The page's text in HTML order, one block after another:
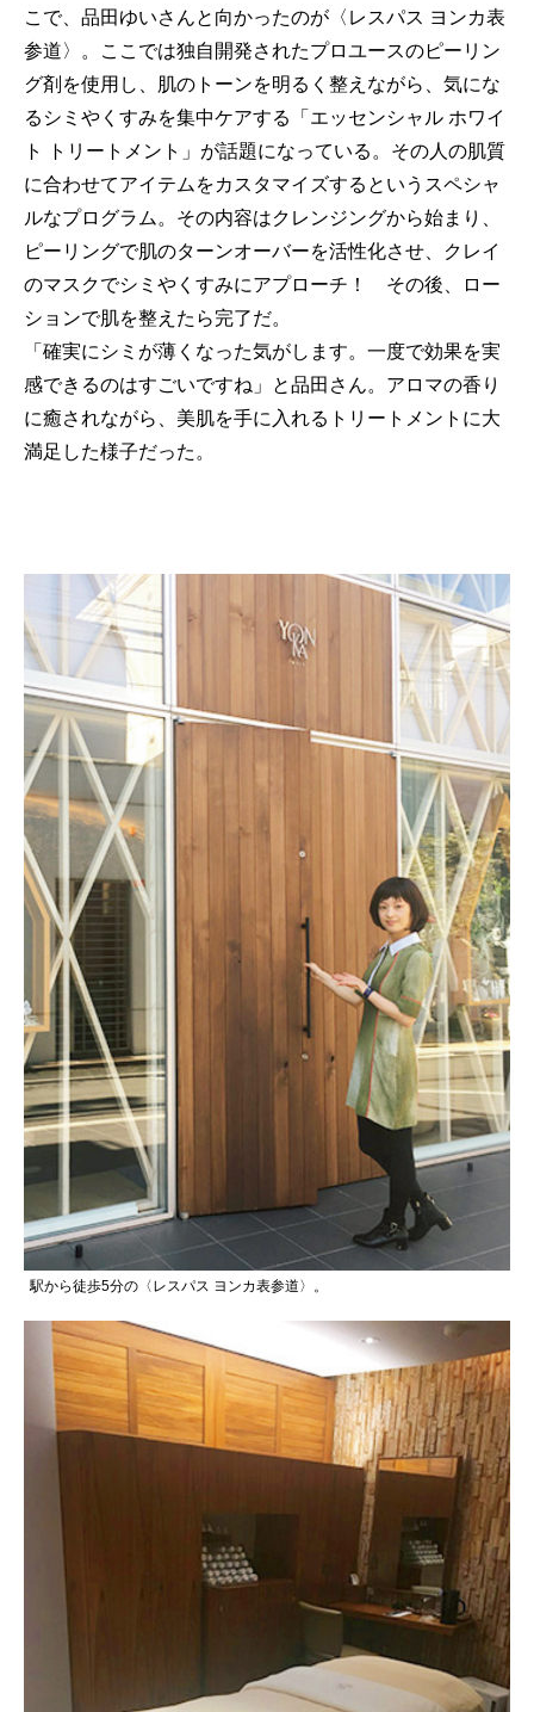
こで、品田ゆいさんと向かったのが〈レスパス ヨンカ表
参道〉。ここでは独自開発されたプロユースのピーリン
グ剤を使用し、肌のトーンを明るく整えながら、気にな
るシミやくすみを集中ケアする「エッセンシャル ホワイ
ト トリートメント」が話題になっている。その人の肌質
に合わせてアイテムをカスタマイズするというスペシャ
ルなプログラム。その内容はクレンジングから始まり、
ピーリングで肌のターンオーバーを活性化させ、クレイ
のマスクでシミやくすみにアプローチ！ その後、ロー
ションで肌を整えたら完了だ。
「確実にシミが薄くなった気がします。一度で効果を実
感できるのはすごいですね」と品田さん。アロマの香り
に癒されながら、美肌を手に入れるトリートメントに大
満足した様子だった。
駅から徒歩5分の〈レスパス ヨンカ表参道〉。